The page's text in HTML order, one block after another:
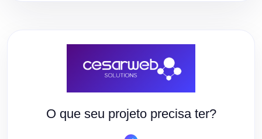
O que seu projeto precisa ter?